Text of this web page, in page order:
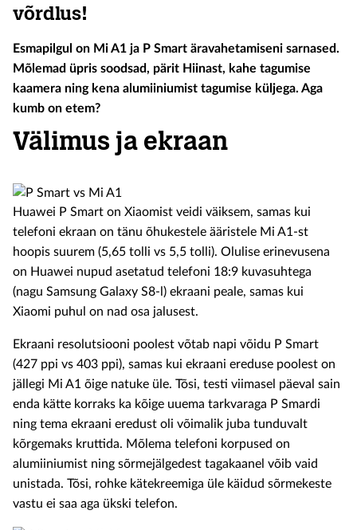
võrdlus!
Esmapilgul on Mi A1 ja P Smart äravahetamiseni sarnased.
Mõlemad üpris soodsad, pärit Hiinast, kahe tagumise
kaamera ning kena alumiiniumist tagumise küljega. Aga
kumb on etem?
Välimus ja ekraan
Huawei P Smart on Xiaomist veidi väiksem, samas kui
telefoni ekraan on tänu õhukestele ääristele Mi A1-st
hoopis suurem (5,65 tolli vs 5,5 tolli). Olulise erinevusena
on Huawei nupud asetatud telefoni 18:9 kuvasuhtega
(nagu Samsung Galaxy S8-l) ekraani peale, samas kui
Xiaomi puhul on nad osa jalusest.
Ekraani resolutsiooni poolest võtab napi võidu P Smart
(427 ppi vs 403 ppi), samas kui ekraani ereduse poolest on
jällegi Mi A1 õige natuke üle. Tõsi, testi viimasel päeval sain
enda kätte korraks ka kõige uuema tarkvaraga P Smardi
ning tema ekraani eredust oli võimalik juba tunduvalt
kõrgemaks kruttida. Mõlema telefoni korpused on
alumiiniumist ning sõrmejälgedest tagakaanel võib vaid
unistada. Tõsi, rohke kätekreemiga üle käidud sõrmekeste
vastu ei saa aga ükski telefon.